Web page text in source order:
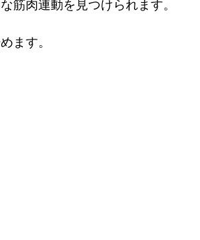
筋肉連動を見つけられます。
ます。